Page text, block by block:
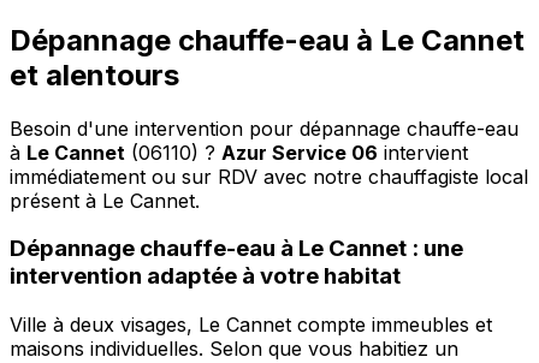
Dépannage chauffe-eau à Le Cannet
et alentours
Besoin d'une intervention pour dépannage chauffe-eau
à Le Cannet (06110) ? Azur Service 06 intervient
immédiatement ou sur RDV avec notre chauffagiste local
présent à Le Cannet.
Dépannage chauffe-eau à Le Cannet : une
intervention adaptée à votre habitat
Ville à deux visages, Le Cannet compte immeubles et
maisons individuelles. Selon que vous habitiez un